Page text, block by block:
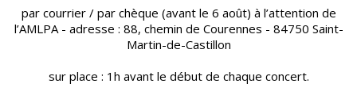
par courrier / par chèque (avant le 6 août) à l’attention de
l’AMLPA - adresse : 88, chemin de Courennes - 84750 Saint-
Martin-de-Castillon
sur place : 1h avant le début de chaque concert.